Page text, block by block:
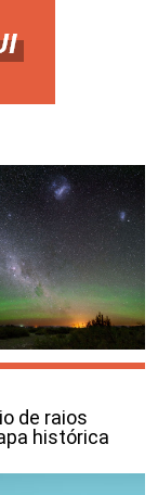
de raios
histórica